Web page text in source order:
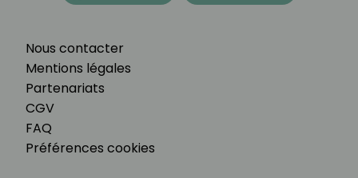
Nous contacter
Mentions légales
Partenariats
CGV
FAQ
Préférences cookies